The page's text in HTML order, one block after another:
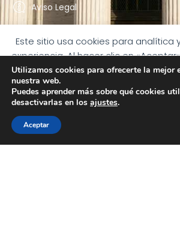
Este sitio usa cookies para analítica
experiencia. Al hacer clic en
uso de las cookies.
ACEPTAR
PREFERENCIAS DE COOKIES
Aviso Legal
Política de Cookies
Declaración de accesibilidad
CONTACTO
+34 917 06 24 16
Utilizamos cookies para ofrecerte la mejor
nuestra web.
Puedes aprender más sobre qué cookies
desactivarlas en los ajustes.
Aceptar